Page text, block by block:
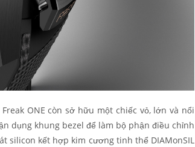
ONE còn sở hữu một chiếc vỏ, lớn và nổi
dụng khung bezel để làm bộ phận điều chỉnh
silicon kết hợp kim cương tinh thể DIAMonSIL